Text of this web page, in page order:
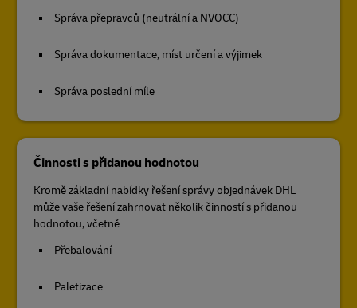
Správa přepravců (neutrální a NVOCC)
Správa dokumentace, míst určení a výjimek
Správa poslední míle
Činnosti s přidanou hodnotou
Kromě základní nabídky řešení správy objednávek DHL
může vaše řešení zahrnovat několik činností s přidanou
hodnotou, včetně
Přebalování
Paletizace